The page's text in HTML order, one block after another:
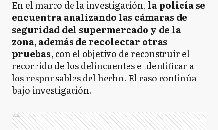
En el marco de la investigación, la policía se
encuentra analizando las cámaras de
seguridad del supermercado y de la
zona, además de recolectar otras
pruebas, con el objetivo de reconstruir el
recorrido de los delincuentes e identificar a
los responsables del hecho. El caso continúa
bajo investigación.
Ads